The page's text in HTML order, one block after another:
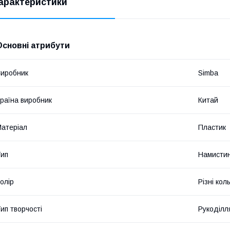
атрибути
Sіmba
виробник Китай
Пластик
Різні
творчості